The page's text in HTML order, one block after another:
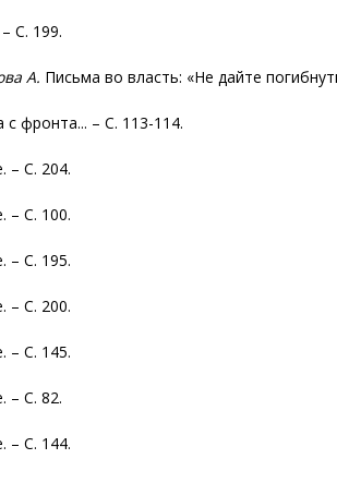
С. 199.
А. Письма во власть: «Не дайте
фронта... – С. 113-114.
– С. 204.
– С. 100.
– С. 195.
– С. 200.
– С. 145.
– С. 82.
– С. 144.